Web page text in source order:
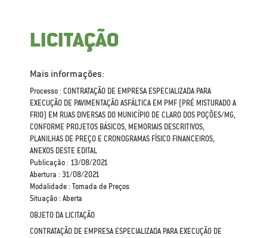
LICITAÇÃO
Mais informações:
Processo : CONTRATAÇÃO DE EMPRESA ESPECIALIZADA PARA
EXECUÇÃO DE PAVIMENTAÇÃO ASFÁLTICA EM PMF (PRÉ MISTURADO A
FRIO) EM RUAS DIVERSAS DO MUNICÍPIO DE CLARO DOS POÇÕES/MG,
CONFORME PROJETOS BÁSICOS, MEMORIAIS DESCRITIVOS,
PLANILHAS DE PREÇO E CRONOGRAMAS FÍSICO FINANCEIROS,
ANEXOS DESTE EDITAL
Publicação : 13/08/2021
Abertura : 31/08/2021
Modalidade : Tomada de Preços
Situação : Aberta
OBJETO DA LICITAÇÃO
CONTRATAÇÃO DE EMPRESA ESPECIALIZADA PARA EXECUÇÃO DE